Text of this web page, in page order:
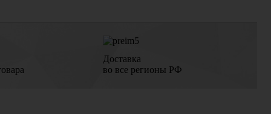
Доставка
во все регионы РФ